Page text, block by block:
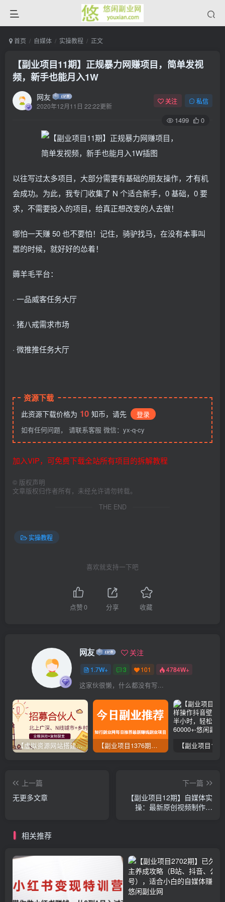
首页 自媒体 实操教程 正文
【副业项目11期】正规暴力网赚项目，简单发视
频，新手也能月入1W
网友
2020年12月11日 22:22更新
关注 私信
1499 0
以往写过太多项目，大部分需要有基础的朋友操作，才有机
会成功。为此，我专门收集了 N 个适合新手，0 基础，0 要
求，不需要投入的项目，给真正想改变的人去做！
哪怕一天赚 50 也不要怕！记住，骑驴找马，在没有本事叫
嚣的时候，就好好的怂着！
薅羊毛平台：
· 一品威客任务大厅
· 猪八戒需求市场
· 微推推任务大厅
资源下载
此资源下载价格为 10 知币，请先
登录
如有任何问题， 请联系客服 微信：yx-q-cy
加入VIP，可免费下载全站所有项目的拆解教程
© 版权声明
文章版权归作者所有，未经允许请勿转载。
THE END
实操教程
喜欢就支持一下吧
点赞0 分享 收藏
网友 关注
1.7W+ 3 101 4784W+
这家伙很懒，什么都没有写...
【虚拟资源网站搭建服务】加盟本站系统，做一个和本站一样的独立网站，躺赚的项目 【副业项目1376期】龟课最新闲鱼项目玩法实战教程_全新升级月收益几千到几万
上一篇
无更多文章
下一篇
【副业项目12期】自媒体实
操：最新原创视频制作教
相关推荐